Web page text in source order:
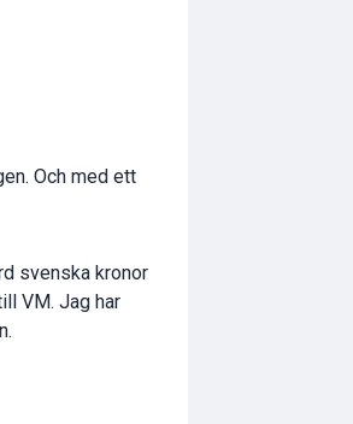
Och med ett
svenska kronor
VM. Jag har